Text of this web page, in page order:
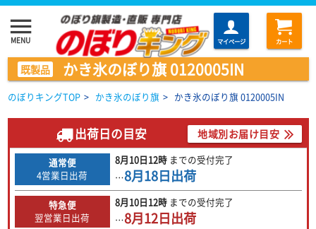
menu
MENU マイページ カート
既製品 かき氷のぼり旗 0120005IN
のぼりキングTOP > かき氷のぼり旗 > かき氷のぼり旗 0120005IN
出荷日の目安 地域別お届け目安
通常便
4営業日出荷
8月10日12時 までの受付完了
…8月18日出荷
特急便
翌営業日出荷
8月10日12時 までの受付完了
…8月12日出荷